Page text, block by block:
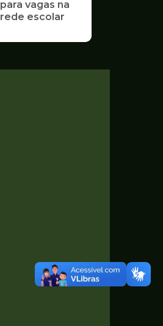
para vagas na
rede escolar